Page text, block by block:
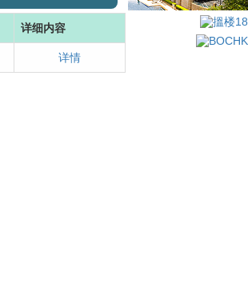
详细内容
详情